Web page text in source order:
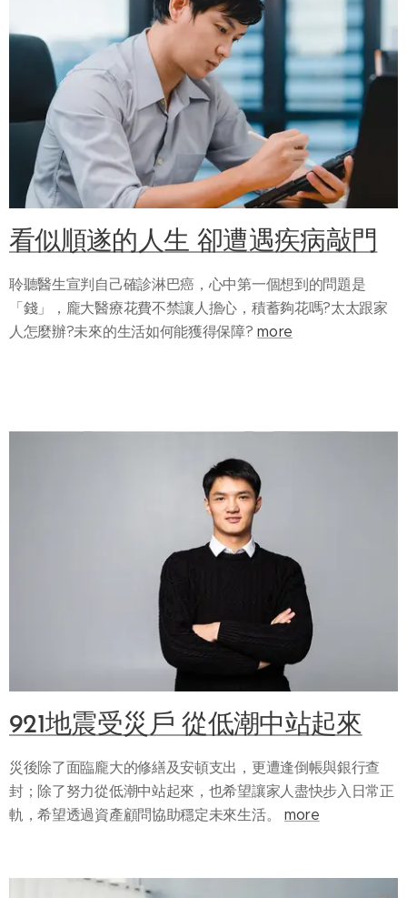
看似順遂的人生 卻遭遇疾病敲門
聆聽醫生宣判自己確診淋巴癌，心中第一個想到的問題是
「錢」，龐大醫療花費不禁讓人擔心，積蓄夠花嗎?太太跟家
人怎麼辦?未來的生活如何能獲得保障?more
921地震受災戶 從低潮中站起來
災後除了面臨龐大的修繕及安頓支出，更遭逢倒帳與銀行查
封；除了努力從低潮中站起來，也希望讓家人盡快步入日常正
軌，希望透過資產顧問協助穩定未來生活。 more